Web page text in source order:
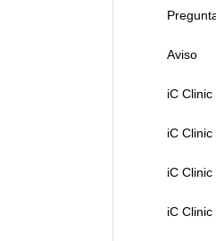
Aviso
iC Clinic
iC Clinic
iC Clinic
iC Clinic